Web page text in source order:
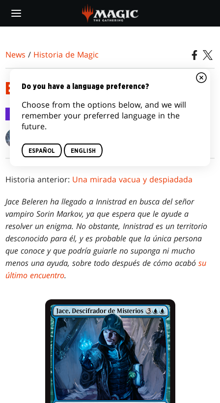
main
News / Historia de Magic
BIENVENIDA GÉLIDA
Historia de Magic 16 mar 2016
Historia anterior: Una mirada vacua y despiadada
Jace Beleren ha llegado a Innistrad en busca del señor
vampiro Sorin Markov, ya que espera que le ayude a
resolver un enigma. No obstante, Innistrad es un territorio
desconocido para él, y es probable que la única persona
que conoce y que podría guiarle no suponga ni mucho
menos una ayuda, sobre todo después de cómo acabósu
último encuentro.
Do you have a language preference?
Choose from the options below, and we will
remember your preferred language in the
future.
ESPAÑOL ENGLISH